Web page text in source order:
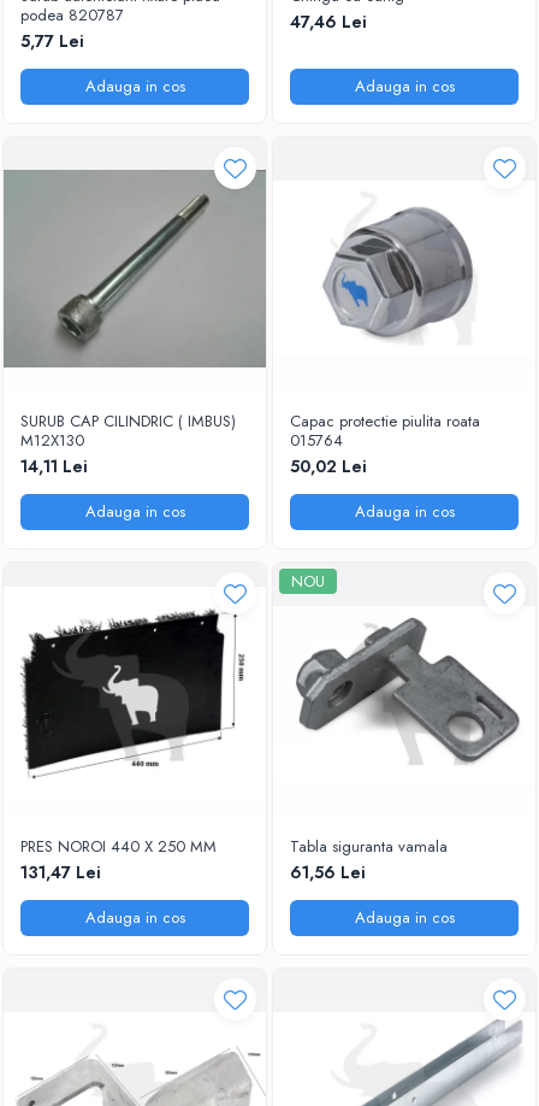
SUPAPE PNEUMATICE
SUSPENSIE
podea 820787
5,77 Lei
Adauga in cos
47,46 Lei
Adauga in cos
SURUB CAP CILINDRIC ( IMBUS)
M12X130
14,11 Lei
Adauga in cos
Capac protectie piulita roata
015764
50,02 Lei
Adauga in cos
PRES NOROI 440 X 250 MM
131,47 Lei
Adauga in cos
NOU
Tabla siguranta vamala
61,56 Lei
Adauga in cos